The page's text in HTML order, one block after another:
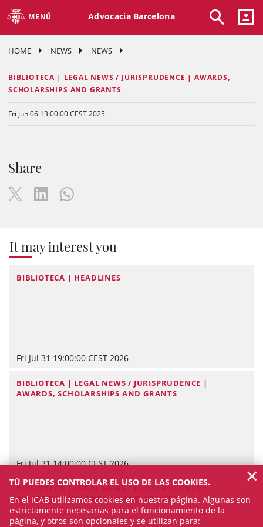
MENÚ Advocacia Barcelona
HOME NEWS NEWS
BIBLIOTECA | LEGAL NEWS / JURISPRUDENCE | AWARDS,
SCHOLARSHIPS AND GRANTS
Fri Jun 06 13:00:00 CEST 2025
Share
It may interest you
BIBLIOTECA | HEADLINES
Fri Jul 31 19:00:00 CEST 2026
BIBLIOTECA | LEGAL NEWS / JURISPRUDENCE |
AWARDS, SCHOLARSHIPS AND GRANTS
Fri Jul 31 14:00:00 CEST 2026
BIBLIOTECA | LEGAL NEWS / JURISPRUDENCE |
AWARDS, SCHOLARSHIPS AND GRANTS
TÚ PUEDES CONTROLAR EL USO DE LAS COOKIES.
En el ICAB utilizamos cookies en nuestra página. Algunas son
estrictamente necesarias para el funcionamiento de la
página, y otros son opcionales y se utilizan para:
×